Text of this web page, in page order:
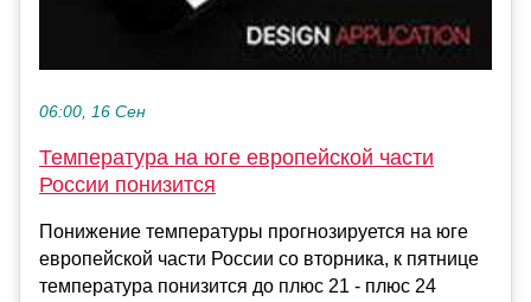
06:00, 16 Сен
Температура на юге европейской части
России понизится
Понижение температуры прогнозируется на юге
европейской части России со вторника, к пятнице
температура понизится до плюс 21 - плюс 24